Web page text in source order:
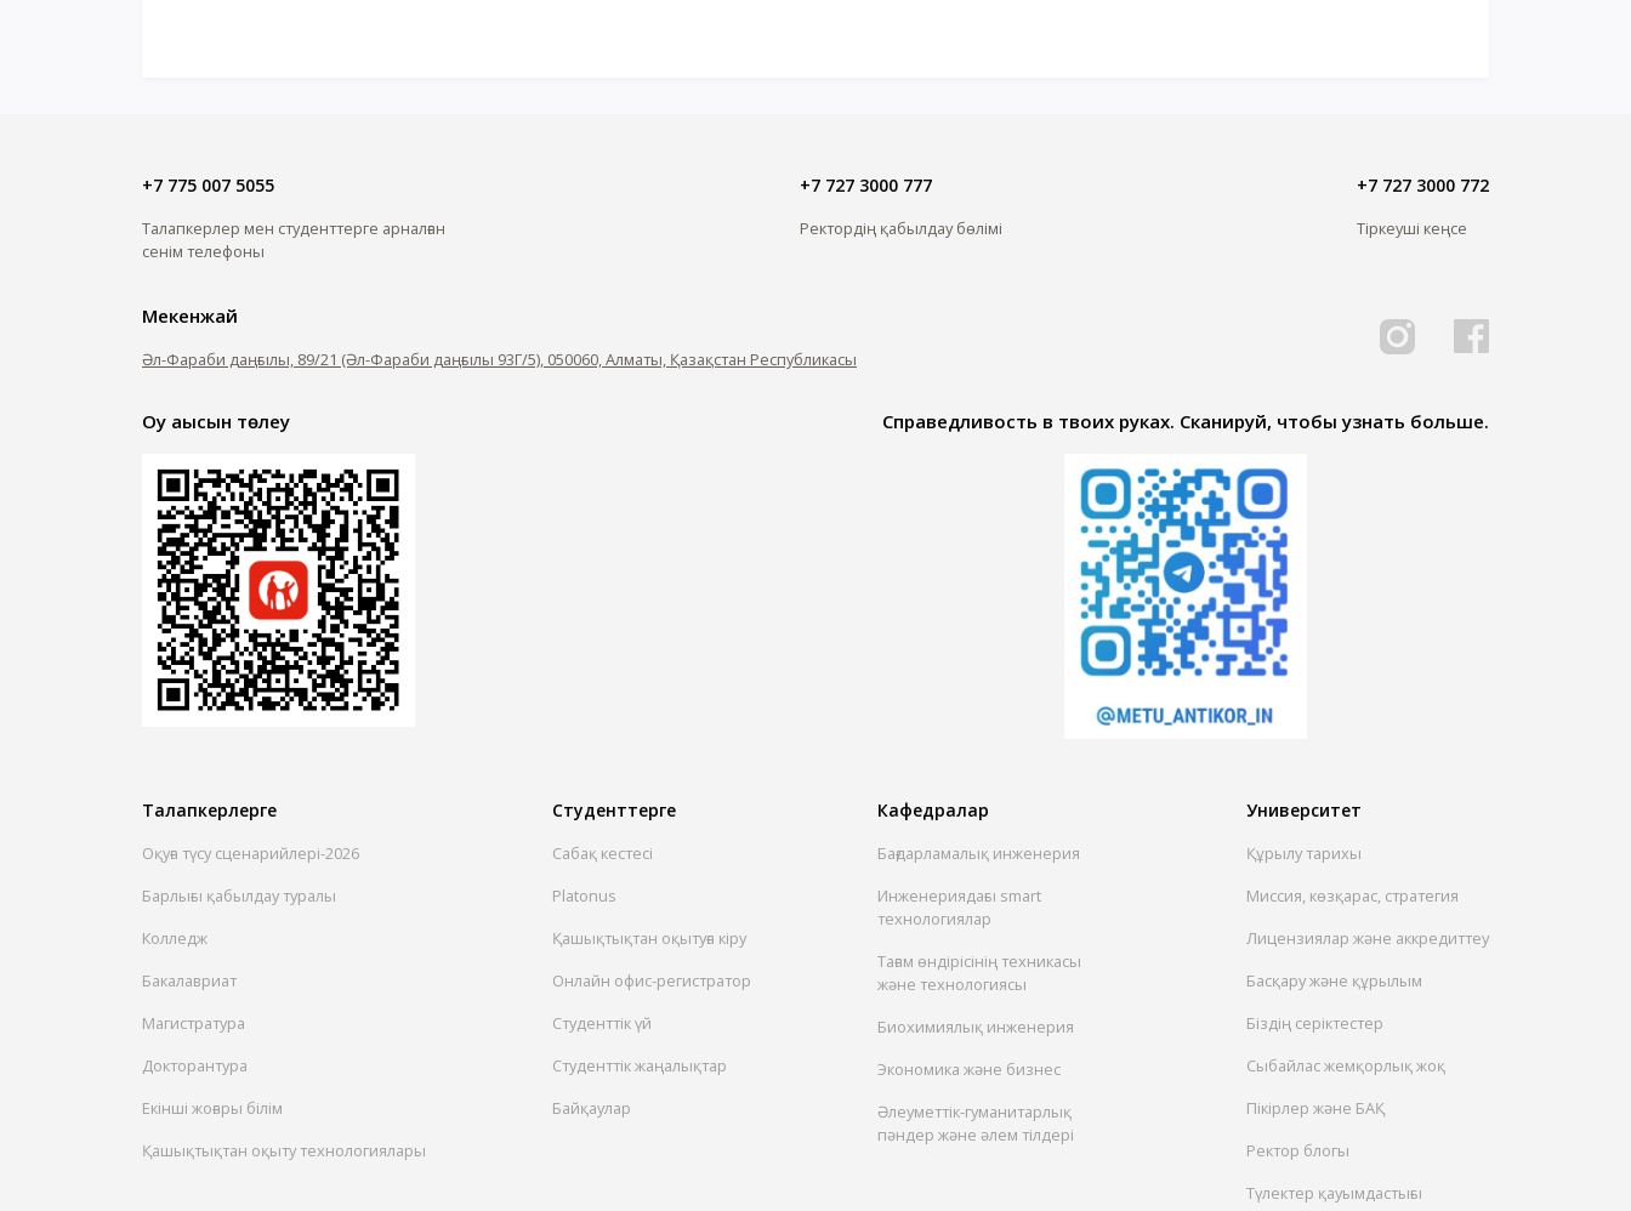
+7 775 007 5055
Талапкерлер мен студенттерге арналған
сенім телефоны
+7 727 3000 777
Ректордің қабылдау бөлімі
+7 727 3000 772
Тіркеуші кеңсе
Мекенжай
Әл-Фараби даңғылы, 89/21 (Әл-Фараби даңғылы 93Г/5), 050060, Алматы, Қазақстан Республикасы
Оқу ақысын төлеу Справедливость в твоих руках. Сканируй, чтобы узнать больше.
Талапкерлерге
Оқуға түсу сценарийлері-2026
Барлығы қабылдау туралы
Колледж
Бакалавриат
Магистратура
Докторантура
Екінші жоғары білім
Қашықтықтан оқыту технологиялары
Студенттерге
Сабақ кестесі
Platonus
Қашықтықтан оқытуға кіру
Онлайн офис-регистратор
Студенттік үй
Студенттік жаңалықтар
Байқаулар
Кафедралар
Бағдарламалық инженерия
Инженериядағы smart
технологиялар
Тағам өндірісінің техникасы
және технологиясы
Биохимиялық инженерия
Экономика және бизнес
Әлеуметтік-гуманитарлық
пәндер және әлем тілдері
Университет
Құрылу тарихы
Миссия, көзқарас, стратегия
Лицензиялар және аккредиттеу
Басқару және құрылым
Біздің серіктестер
Сыбайлас жемқорлық жоқ
Пікірлер және БАҚ
Ректор блогы
Түлектер қауымдастығы